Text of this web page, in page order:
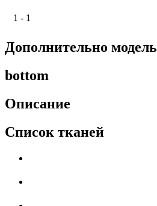
1 - 1
Дополнительно модель
bottom
Описание
Список тканей